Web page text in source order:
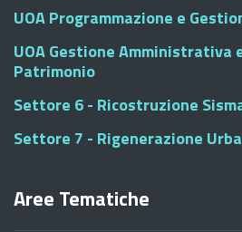
UOA Programmazione e
UOA Gestione Amministrativa
Patrimonio
Settore 6 - Ricostruzione
Settore 7 - Rigenerazione
Aree Tematiche